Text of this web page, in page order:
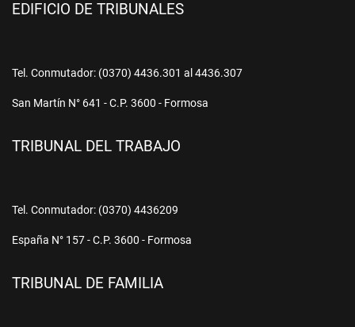
EDIFICIO DE TRIBUNALES
Tel. Conmutador: (0370) 4436.301 al 4436.307
San Martín N° 641 - C.P. 3600 - Formosa
TRIBUNAL DEL TRABAJO
Tel. Conmutador: (0370) 4436209
España N° 157 - C.P. 3600 - Formosa
TRIBUNAL DE FAMILIA